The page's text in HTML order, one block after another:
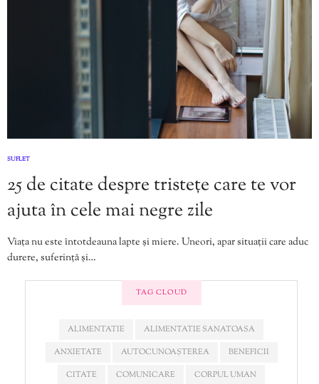
SUFLET
25 de citate despre tristețe care te vor
ajuta în cele mai negre zile
Viața nu este întotdeauna lapte și miere. Uneori, apar situații care aduc
durere, suferință și…
TAG CLOUD
ALIMENTATIE
ALIMENTATIE SANATOASA
ANXIETATE
AUTOCUNOAȘTEREA
BENEFICII
CITATE
COMUNICARE
CORPUL UMAN